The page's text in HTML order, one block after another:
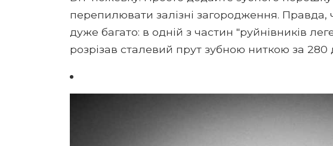
перепилювати залізні загородження.
дуже багато: в одній з частин "руйнівників
розрізав сталевий прут зубною ниткою за 280